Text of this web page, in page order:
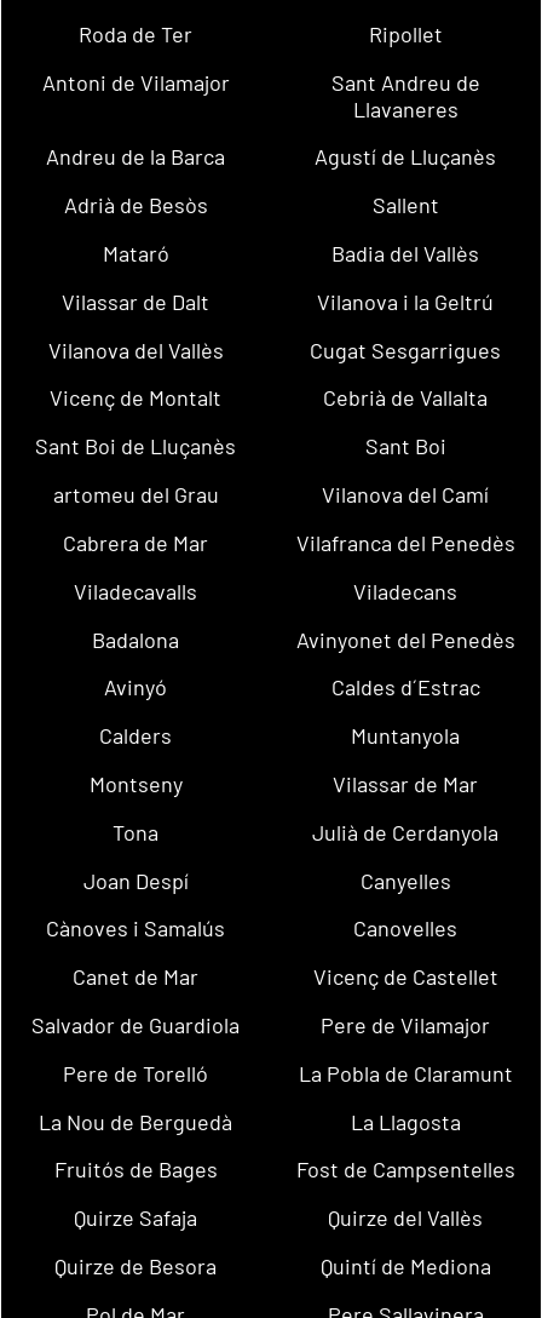
Roda de Ter
Ripollet
Antoni de Vilamajor
Sant Andreu de
Llavaneres
Andreu de la Barca
Agustí de Lluçanès
Adrià de Besòs
Sallent
Mataró
Badia del Vallès
Vilassar de Dalt
Vilanova i la Geltrú
Vilanova del Vallès
Cugat Sesgarrigues
Vicenç de Montalt
Cebrià de Vallalta
Sant Boi de Lluçanès
Sant Boi
artomeu del Grau
Vilanova del Camí
Cabrera de Mar
Vilafranca del Penedès
Viladecavalls
Viladecans
Badalona
Avinyonet del Penedès
Avinyó
Caldes d´Estrac
Calders
Muntanyola
Montseny
Vilassar de Mar
Tona
Julià de Cerdanyola
Joan Despí
Canyelles
Cànoves i Samalús
Canovelles
Canet de Mar
Vicenç de Castellet
Salvador de Guardiola
Pere de Vilamajor
Pere de Torelló
La Pobla de Claramunt
La Nou de Berguedà
La Llagosta
Fruitós de Bages
Fost de Campsentelles
Quirze Safaja
Quirze del Vallès
Quirze de Besora
Quintí de Mediona